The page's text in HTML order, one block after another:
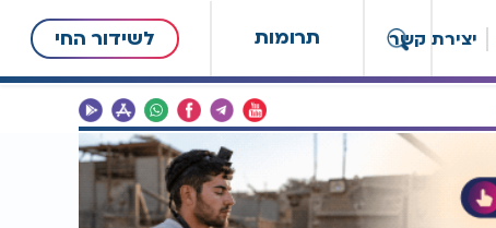
תרומות לשידור החי יצירת קשר